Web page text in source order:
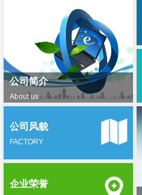
公司简介
About us
公司风貌
FACTORY
企业荣誉